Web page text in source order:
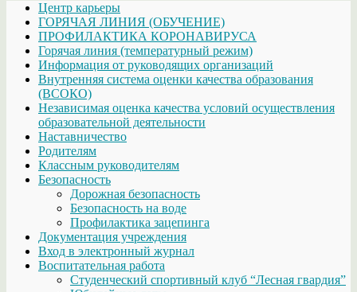
Центр карьеры
ГОРЯЧАЯ ЛИНИЯ (ОБУЧЕНИЕ)
ПРОФИЛАКТИКА КОРОНАВИРУСА
Горячая линия (температурный режим)
Информация от руководящих организаций
Внутренняя система оценки качества образования
(ВСОКО)
Независимая оценка качества условий осуществления
образовательной деятельности
Наставничество
Родителям
Классным руководителям
Безопасность
Дорожная безопасность
Безопасность на воде
Профилактика зацепинга
Документация учреждения
Вход в электронный журнал
Воспитательная работа
Студенческий спортивный клуб “Лесная гвардия”